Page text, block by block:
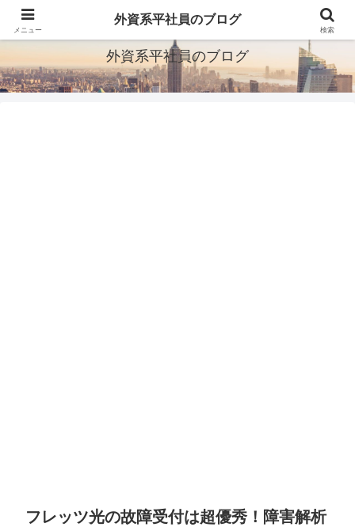
ITとか転職とか旅行とか
外資系平社員のブログ
フレッツ光の故障受付は超優秀！障害解析
メニュー
外資系平社員のブログ
検索